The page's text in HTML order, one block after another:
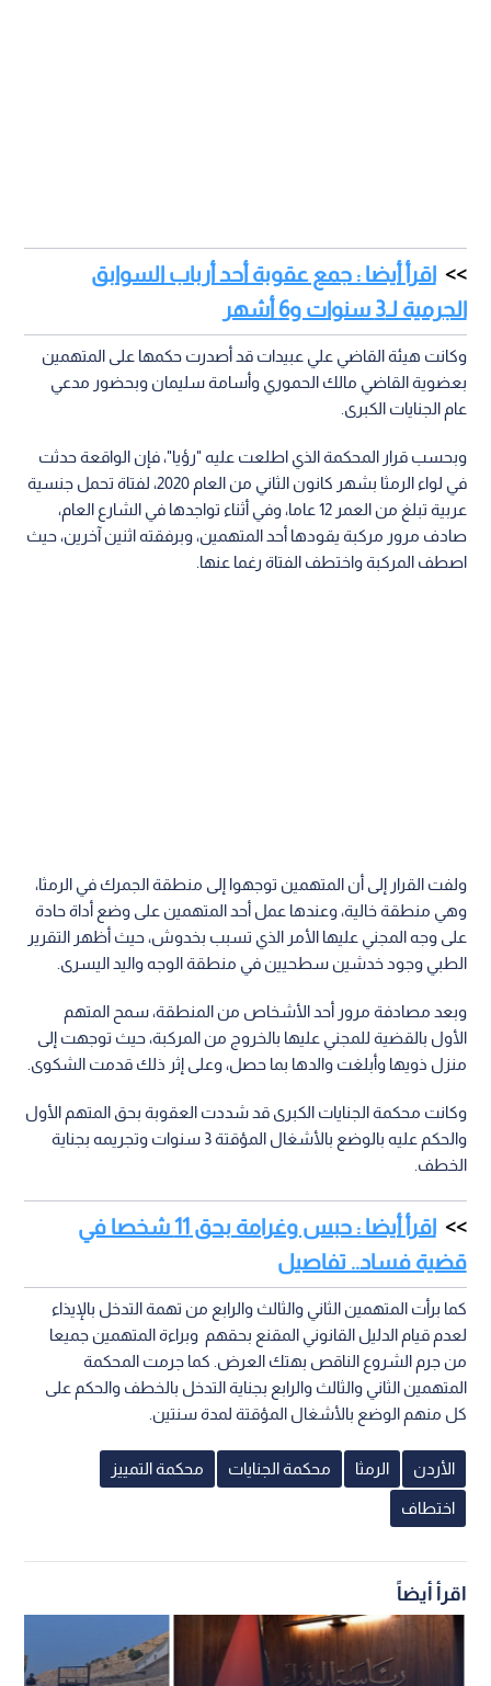
اقرأ أيضا : جمع عقوبة أحد أرباب السوابق
الجرمية لـ3 سنوات و6 أشهر
وكانت هيئة القاضي علي عبيدات قد أصدرت حكمها على المتهمين
بعضوية القاضي مالك الحموري وأسامة سليمان وبحضور مدعي
عام الجنايات الكبرى.
وبحسب قرار المحكمة الذي اطلعت عليه "رؤيا"، فإن الواقعة حدثت
في لواء الرمثا بشهر كانون الثاني من العام 2020، لفتاة تحمل جنسية
عربية تبلغ من العمر 12 عاما، وفي أثناء تواجدها في الشارع العام،
صادف مرور مركبة يقودها أحد المتهمين، وبرفقته اثنين آخرين، حيث
اصطف المركبة واختطف الفتاة رغما عنها.
ولفت القرار إلى أن المتهمين توجهوا إلى منطقة الجمرك في الرمثا،
وهي منطقة خالية، وعندها عمل أحد المتهمين على وضع أداة حادة
على وجه المجني عليها الأمر الذي تسبب بخدوش، حيث أظهر التقرير
الطبي وجود خدشين سطحيين في منطقة الوجه واليد اليسرى.
وبعد مصادفة مرور أحد الأشخاص من المنطقة، سمح المتهم
الأول بالقضية للمجني عليها بالخروج من المركبة، حيث توجهت إلى
منزل ذويها وأبلغت والدها بما حصل، وعلى إثر ذلك قدمت الشكوى.
وكانت محكمة الجنايات الكبرى قد شددت العقوبة بحق المتهم الأول
والحكم عليه بالوضع بالأشغال المؤقتة 3 سنوات وتجريمه بجناية
الخطف.
اقرأ أيضا : حبس وغرامة بحق 11 شخصا في
قضية فساد.. تفاصيل
كما برأت المتهمين الثاني والثالث والرابع من تهمة التدخل بالإيذاء
لعدم قيام الدليل القانوني المقنع بحقهم وبراءة المتهمين جميعا
من جرم الشروع الناقص بهتك العرض. كما جرمت المحكمة
المتهمين الثاني والثالث والرابع بجناية التدخل بالخطف والحكم على
كل منهم الوضع بالأشغال المؤقتة لمدة سنتين.
الأردن الرمثا محكمة الجنايات محكمة التمييز
اختطاف
اقرأ أيضاً